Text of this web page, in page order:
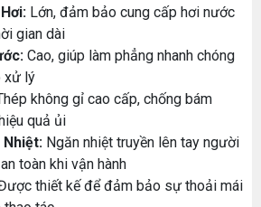
Lớn, đảm bảo cung cấp hơi nước
gian dài
Cao, giúp làm phẳng nhanh chóng
xử lý
không gỉ cao cấp, chống bám
quả ủi
Nhiệt: Ngăn nhiệt truyền lên tay người
toàn khi vận hành
thiết kế để đảm bảo sự thoải mái